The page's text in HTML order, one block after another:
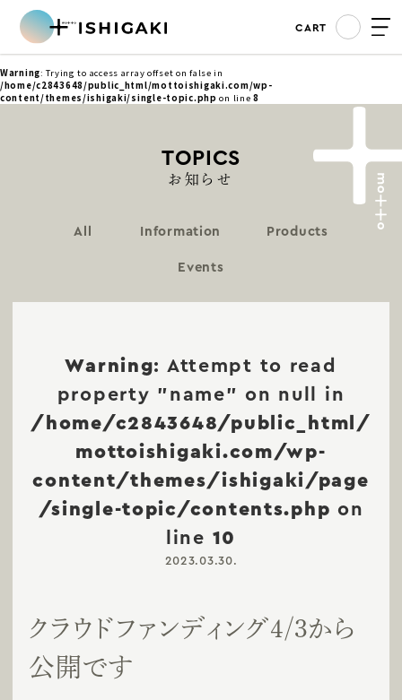
Warning: Trying to access array offset on false in
/home/c2843648/public_html/mottoishigaki.com/wp-
content/themes/ishigaki/single-topic.php on line8
CART
TOPICS
お知らせ
All Information Products
Events
Warning: Attempt to read
property "name" on null in
/home/c2843648/public_html/
mottoishigaki.com/wp-
content/themes/ishigaki/page
/single-topic/contents.php on
line 10
2023.03.30.
クラウドファンディング4/3から
公開です